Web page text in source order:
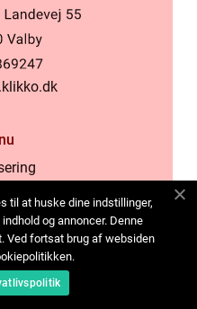
oss
til at huske dine indstillinger,
og annoncer. Denne
Ved fortsat brug af websiden